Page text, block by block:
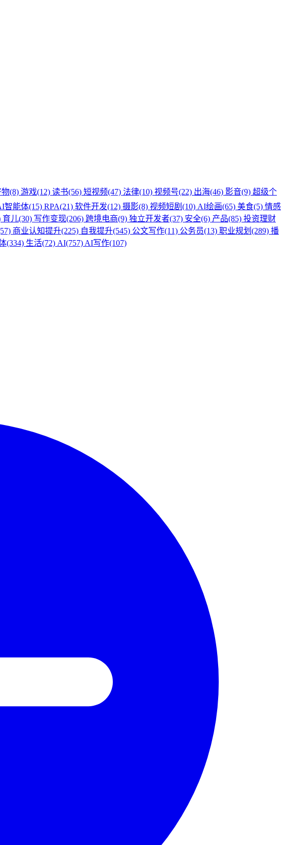
(8) 游戏(12) 读书(56) 短视频(47) 法律(10) 视频号(22) 出海(46) 影音(9) 超级个
智能体(15) RPA(21) 软件开发(12) 摄影(8) 视频短剧(10) AI绘画(65) 美食(5) 情感
育儿(30) 写作变现(206) 跨境电商(9) 独立开发者(37) 安全(6) 产品(85) 投资理财
商业认知提升(225) 自我提升(545) 公文写作(11) 公务员(13) 职业规划(289) 播
(334) 生活(72) AI(757) AI写作(107)